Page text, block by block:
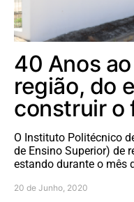
40 Anos
região, do
construir o
O Instituto Politécnico
de Ensino Superior) de
estando durante o mês
20 de Junho, 2020